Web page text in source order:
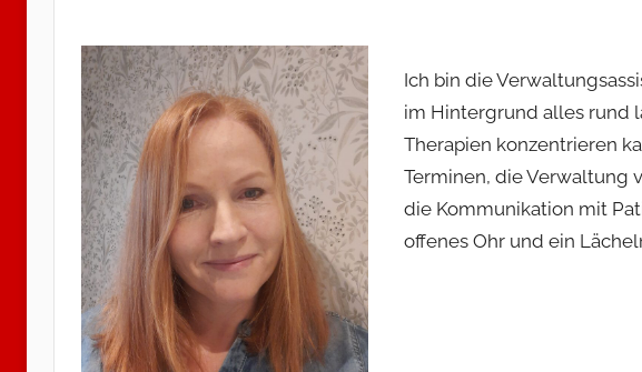
Ich bin die
im Hintergrund alles rund
Therapien konzentrieren
Terminen, die Verwaltung
die Kommunikation mit
offenes Ohr und ein